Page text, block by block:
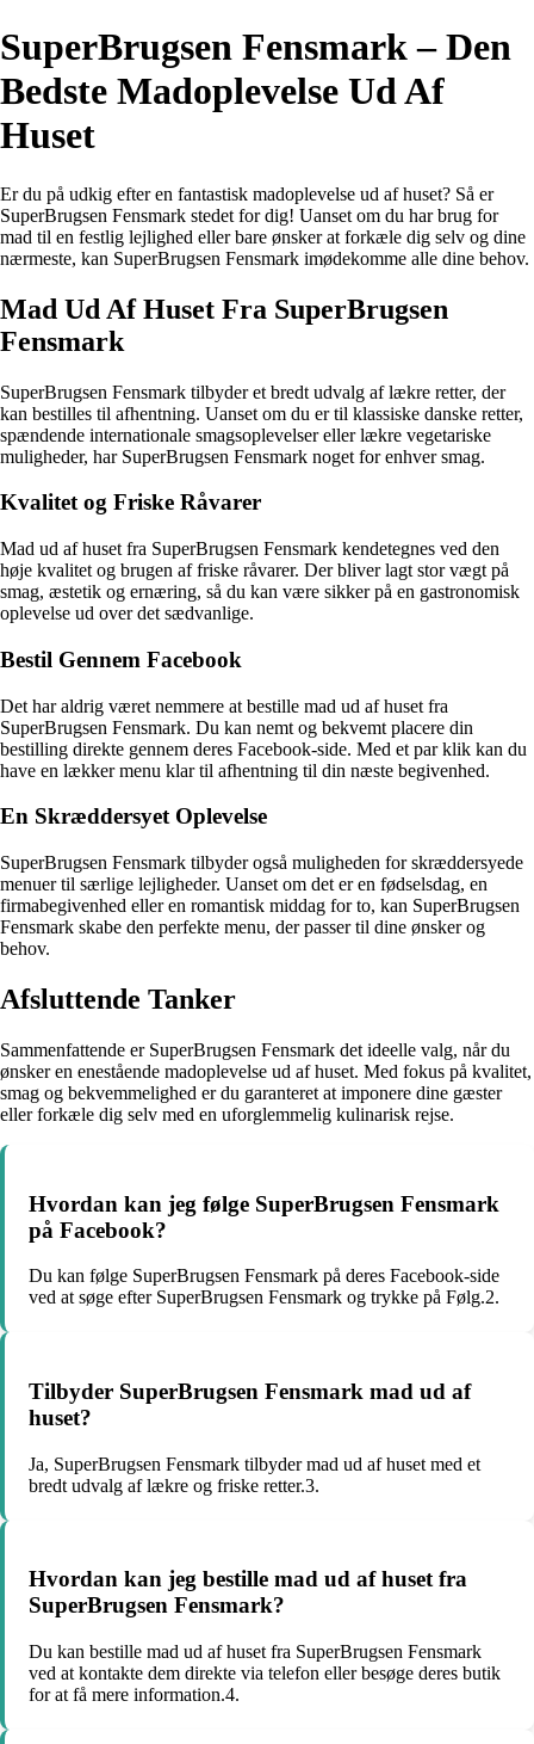
SuperBrugsen Fensmark – Den
Bedste Madoplevelse Ud Af
Huset
Er du på udkig efter en fantastisk madoplevelse ud af huset? Så er
SuperBrugsen Fensmark stedet for dig! Uanset om du har brug for
mad til en festlig lejlighed eller bare ønsker at forkæle dig selv og dine
nærmeste, kan SuperBrugsen Fensmark imødekomme alle dine behov.
Mad Ud Af Huset Fra SuperBrugsen
Fensmark
SuperBrugsen Fensmark tilbyder et bredt udvalg af lækre retter, der
kan bestilles til afhentning. Uanset om du er til klassiske danske retter,
spændende internationale smagsoplevelser eller lækre vegetariske
muligheder, har SuperBrugsen Fensmark noget for enhver smag.
Kvalitet og Friske Råvarer
Mad ud af huset fra SuperBrugsen Fensmark kendetegnes ved den
høje kvalitet og brugen af friske råvarer. Der bliver lagt stor vægt på
smag, æstetik og ernæring, så du kan være sikker på en gastronomisk
oplevelse ud over det sædvanlige.
Bestil Gennem Facebook
Det har aldrig været nemmere at bestille mad ud af huset fra
SuperBrugsen Fensmark. Du kan nemt og bekvemt placere din
bestilling direkte gennem deres Facebook-side. Med et par klik kan du
have en lækker menu klar til afhentning til din næste begivenhed.
En Skræddersyet Oplevelse
SuperBrugsen Fensmark tilbyder også muligheden for skræddersyede
menuer til særlige lejligheder. Uanset om det er en fødselsdag, en
firmabegivenhed eller en romantisk middag for to, kan SuperBrugsen
Fensmark skabe den perfekte menu, der passer til dine ønsker og
behov.
Afsluttende Tanker
Sammenfattende er SuperBrugsen Fensmark det ideelle valg, når du
ønsker en enestående madoplevelse ud af huset. Med fokus på kvalitet,
smag og bekvemmelighed er du garanteret at imponere dine gæster
eller forkæle dig selv med en uforglemmelig kulinarisk rejse.
Hvordan kan jeg følge SuperBrugsen Fensmark
på Facebook?
Du kan følge SuperBrugsen Fensmark på deres Facebook-side
ved at søge efter SuperBrugsen Fensmark og trykke på Følg.2.
Tilbyder SuperBrugsen Fensmark mad ud af
huset?
Ja, SuperBrugsen Fensmark tilbyder mad ud af huset med et
bredt udvalg af lækre og friske retter.3.
Hvordan kan jeg bestille mad ud af huset fra
SuperBrugsen Fensmark?
Du kan bestille mad ud af huset fra SuperBrugsen Fensmark
ved at kontakte dem direkte via telefon eller besøge deres butik
for at få mere information.4.